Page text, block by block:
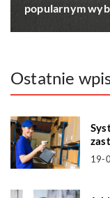
popularnym
Ostatnie
19-